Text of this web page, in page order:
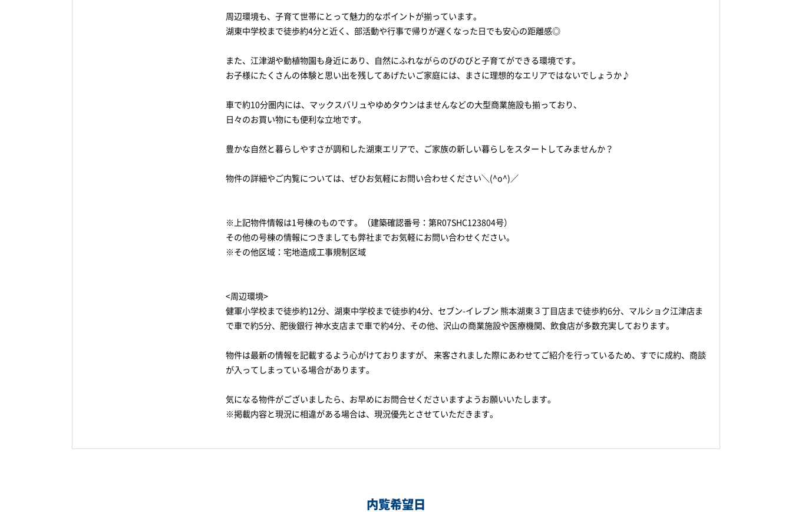
周辺環境も、子育て世帯にとって魅力的なポイントが揃っています。
湖東中学校まで徒歩約4分と近く、部活動や行事で帰りが遅くなった日でも安心の距離感◎
また、江津湖や動植物園も身近にあり、自然にふれながらのびのびと子育てができる環境です。
お子様にたくさんの体験と思い出を残してあげたいご家庭には、まさに理想的なエリアではないでしょうか♪
車で約10分圏内には、マックスバリュやゆめタウンはませんなどの大型商業施設も揃っており、
日々のお買い物にも便利な立地です。
豊かな自然と暮らしやすさが調和した湖東エリアで、ご家族の新しい暮らしをスタートしてみませんか？
物件の詳細やご内覧については、ぜひお気軽にお問い合わせください＼(^o^)／
※上記物件情報は1号棟のものです。（建築確認番号：第R07SHC123804号）
その他の号棟の情報につきましても弊社までお気軽にお問い合わせください。
※その他区域：宅地造成工事規制区域
<周辺環境>
健軍小学校まで徒歩約12分、湖東中学校まで徒歩約4分、セブン-イレブン 熊本湖東３丁目店まで徒歩約6分、マルショク江津店ま
で車で約5分、肥後銀行 神水支店まで車で約4分、その他、沢山の商業施設や医療機関、飲食店が多数充実しております。
物件は最新の情報を記載するよう心がけておりますが、 来客されました際にあわせてご紹介を行っているため、すでに成約、商談
が入ってしまっている場合があります。
気になる物件がございましたら、お早めにお問合せくださいますようお願いいたします。
※掲載内容と現況に相違がある場合は、現況優先とさせていただきます。
内覧希望日